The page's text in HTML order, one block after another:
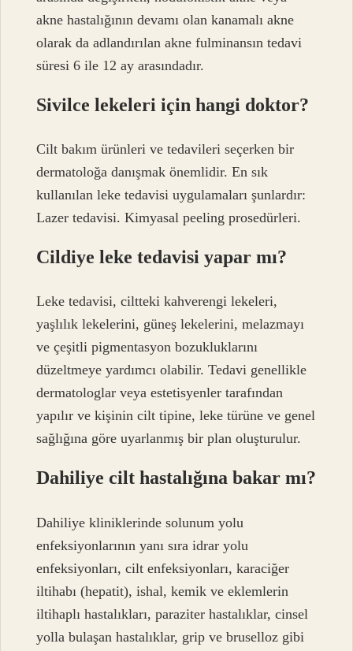
akne hastalığının devamı olan kanamalı akne
olarak da adlandırılan akne fulminansın tedavi
süresi 6 ile 12 ay arasındadır.
Sivilce lekeleri için hangi doktor?
Cilt bakım ürünleri ve tedavileri seçerken bir
dermatoloğa danışmak önemlidir. En sık
kullanılan leke tedavisi uygulamaları şunlardır:
Lazer tedavisi. Kimyasal peeling prosedürleri.
Cildiye leke tedavisi yapar mı?
Leke tedavisi, ciltteki kahverengi lekeleri,
yaşlılık lekelerini, güneş lekelerini, melazmayı
ve çeşitli pigmentasyon bozukluklarını
düzeltmeye yardımcı olabilir. Tedavi genellikle
dermatologlar veya estetisyenler tarafından
yapılır ve kişinin cilt tipine, leke türüne ve genel
sağlığına göre uyarlanmış bir plan oluşturulur.
Dahiliye cilt hastalığına bakar mı?
Dahiliye kliniklerinde solunum yolu
enfeksiyonlarının yanı sıra idrar yolu
enfeksiyonları, cilt enfeksiyonları, karaciğer
iltihabı (hepatit), ishal, kemik ve eklemlerin
iltihaplı hastalıkları, paraziter hastalıklar, cinsel
yolla bulaşan hastalıklar, grip ve bruselloz gibi